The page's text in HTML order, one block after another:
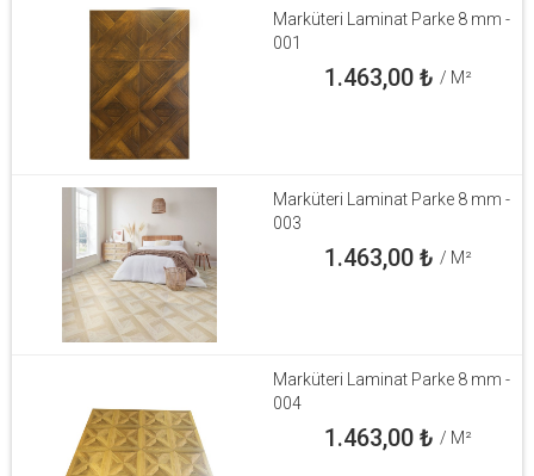
Marküteri Laminat Parke 8 mm -
001
1.463,00₺ / M²
Marküteri Laminat Parke 8 mm -
003
1.463,00₺ / M²
Marküteri Laminat Parke 8 mm -
004
1.463,00₺ / M²